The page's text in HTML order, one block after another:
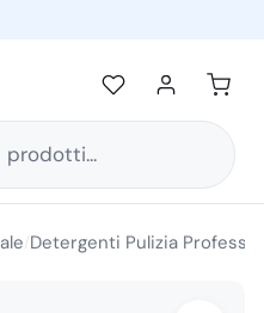
prodotti...
Detergenti Pulizia